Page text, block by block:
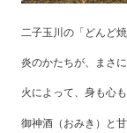
二子玉川の「どんど
炎のかたちが、まさ
火によって、身も心
御神酒（おみき）と甘